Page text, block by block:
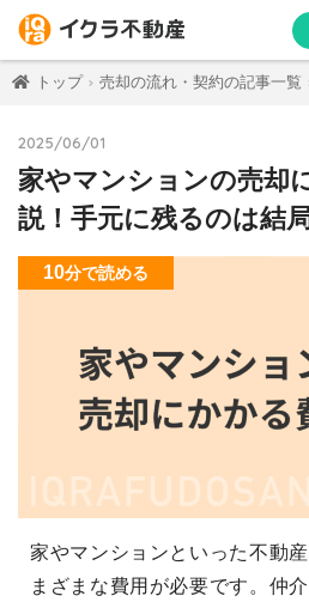
トップ 売却の流れ・契約の記事一覧
2025/06/01
家やマンションの売却
説！手元に残るのは結
10分で読める
家やマンションといった不動
まざまな費用が必要です。仲